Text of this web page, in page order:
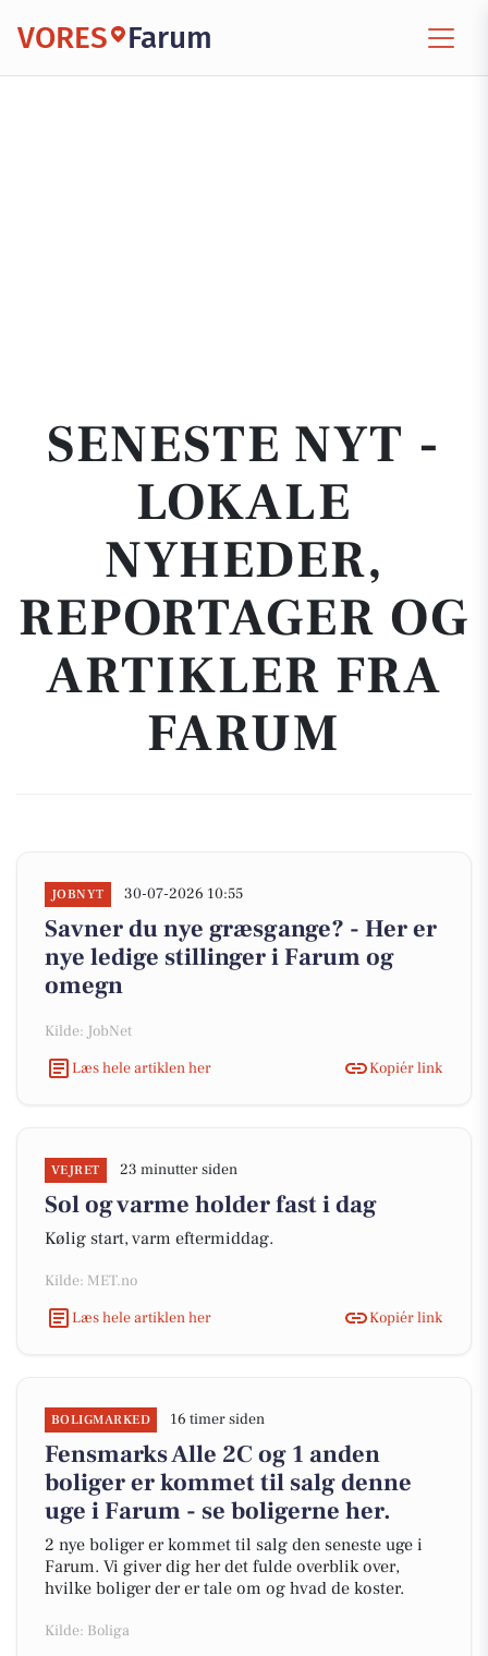
VORES Farum
SENESTE NYT -
LOKALE
NYHEDER,
REPORTAGER OG
ARTIKLER FRA
FARUM
JOBNYT 30-07-2026 10:55
Savner du nye græsgange? - Her er
nye ledige stillinger i Farum og
omegn
Kilde: JobNet
Læs hele artiklen her
Kopiér link
VEJRET 23 minutter siden
Sol og varme holder fast i dag
Kølig start, varm eftermiddag.
Kilde: MET.no
Læs hele artiklen her
Kopiér link
BOLIGMARKED 16 timer siden
Fensmarks Alle 2C og 1 anden
boliger er kommet til salg denne
uge i Farum - se boligerne her.
2 nye boliger er kommet til salg den seneste uge i
Farum. Vi giver dig her det fulde overblik over,
hvilke boliger der er tale om og hvad de koster.
Kilde: Boliga